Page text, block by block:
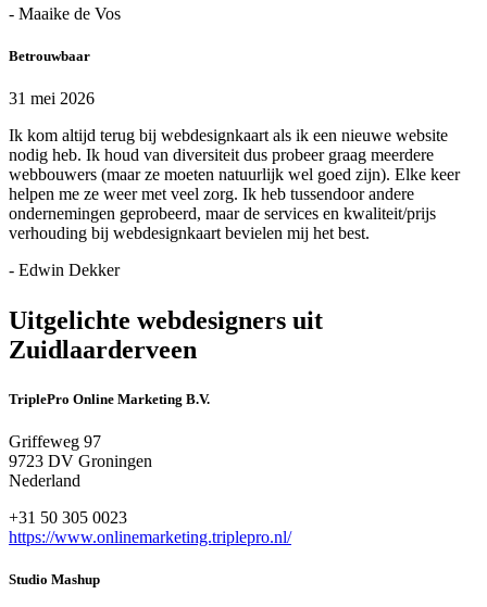
- Maaike de Vos
Betrouwbaar
31 mei 2026
Ik kom altijd terug bij webdesignkaart als ik een nieuwe website
nodig heb. Ik houd van diversiteit dus probeer graag meerdere
webbouwers (maar ze moeten natuurlijk wel goed zijn). Elke keer
helpen me ze weer met veel zorg. Ik heb tussendoor andere
ondernemingen geprobeerd, maar de services en kwaliteit/prijs
verhouding bij webdesignkaart bevielen mij het best.
- Edwin Dekker
Uitgelichte webdesigners uit
Zuidlaarderveen
TriplePro Online Marketing B.V.
Griffeweg 97
9723 DV Groningen
Nederland
+31 50 305 0023
https://www.onlinemarketing.triplepro.nl/
Studio Mashup